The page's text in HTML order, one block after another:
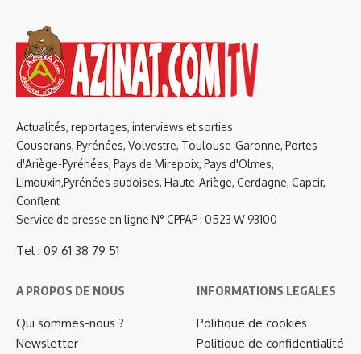
Actualités, reportages, interviews et sorties
Couserans, Pyrénées, Volvestre, Toulouse-Garonne, Portes
d'Ariège-Pyrénées, Pays de Mirepoix, Pays d'Olmes,
Limouxin,Pyrénées audoises, Haute-Ariège, Cerdagne, Capcir,
Conflent
Service de presse en ligne N° CPPAP : 0523 W 93100
Tel : 09 61 38 79 51
A PROPOS DE NOUS
Qui sommes-nous ?
Newsletter
INFORMATIONS LEGALES
Politique de cookies
Politique de confidentialité